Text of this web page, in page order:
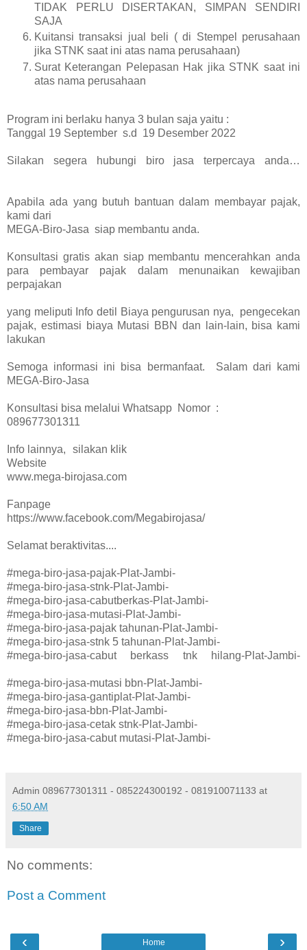
TIDAK PERLU DISERTAKAN, SIMPAN SENDIRI
SAJA
Kuitansi transaksi jual beli ( di Stempel perusahaan
jika STNK saat ini atas nama perusahaan)
Surat Keterangan Pelepasan Hak jika STNK saat ini
atas nama perusahaan
Program ini berlaku hanya 3 bulan saja yaitu :
Tanggal 19 September s.d 19 Desember 2022
Silakan segera hubungi biro jasa terpercaya anda…
Apabila ada yang butuh bantuan dalam membayar pajak,
kami dari
MEGA-Biro-Jasa siap membantu anda.
Konsultasi gratis akan siap membantu mencerahkan anda
para pembayar pajak dalam menunaikan kewajiban
perpajakan
yang meliputi Info detil Biaya pengurusan nya, pengecekan
pajak, estimasi biaya Mutasi BBN dan lain-lain, bisa kami
lakukan
Semoga informasi ini bisa bermanfaat. Salam dari kami
MEGA-Biro-Jasa
Konsultasi bisa melalui Whatsapp Nomor :
089677301311
Info lainnya,
silakan klik
Website
www.mega-birojasa.com
Fanpage
https://www.facebook.com/Megabirojasa/
Selamat beraktivitas....
#mega-biro-jasa-pajak-Plat-Jambi-
#mega-biro-jasa-stnk-Plat-Jambi-
#mega-biro-jasa-cabutberkas-Plat-Jambi-
#mega-biro-jasa-mutasi-Plat-Jambi-
#mega-biro-jasa-pajak tahunan-Plat-Jambi-
#mega-biro-jasa-stnk 5 tahunan-Plat-Jambi-
#mega-biro-jasa-cabut berkass tnk hilang-Plat-Jambi-
#mega-biro-jasa-mutasi bbn-Plat-Jambi-
#mega-biro-jasa-gantiplat-Plat-Jambi-
#mega-biro-jasa-bbn-Plat-Jambi-
#mega-biro-jasa-cetak stnk-Plat-Jambi-
#mega-biro-jasa-cabut mutasi-Plat-Jambi-
Admin 089677301311 - 085224300192 - 081910071133 at
6:50 AM
Share
No comments:
Post a Comment
‹ ›
Home